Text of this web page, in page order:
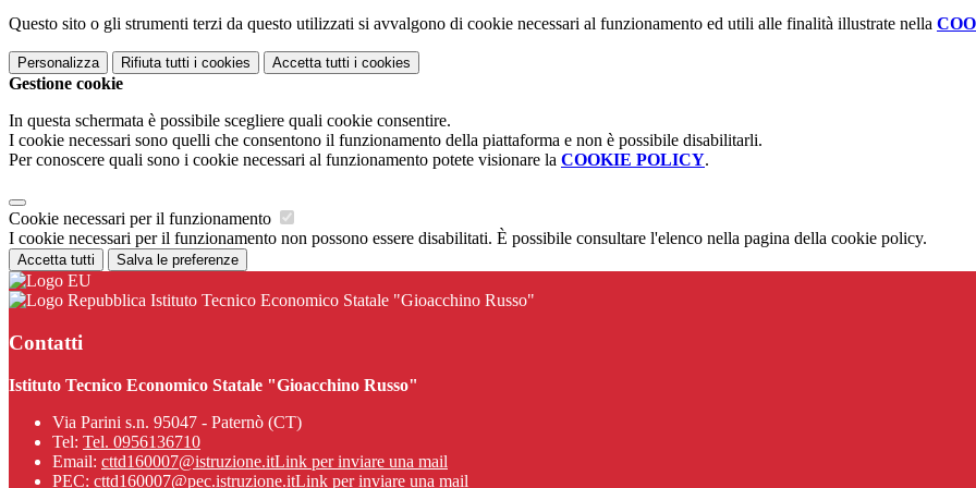
Questo sito o gli strumenti terzi da questo utilizzati si avvalgono di cookie necessari al funzionamento ed utili alle finalità illustrate nella
Personalizza Rifiuta tutti i cookies Accetta tutti i cookies
Gestione cookie
In questa schermata è possibile scegliere quali cookie consentire.
I cookie necessari sono quelli che consentono il funzionamento della piattaforma e non è possibile disabilitarli.
Per conoscere quali sono i cookie necessari al funzionamento potete visionare la COOKIE POLICY.
Cookie necessari per il funzionamento
I cookie necessari per il funzionamento non possono essere disabilitati. È possibile consultare l'elenco nella pagina della cookie policy.
Accetta tutti Salva le preferenze
Istituto Tecnico Economico Statale "Gioacchino Russo"
Contatti
Istituto Tecnico Economico Statale "Gioacchino Russo"
Via Parini s.n. 95047 - Paternò (CT)
Tel: Tel. 0956136710
Email: cttd160007@istruzione.itLink per inviare una mail
PEC: cttd160007@pec.istruzione.itLink per inviare una mail